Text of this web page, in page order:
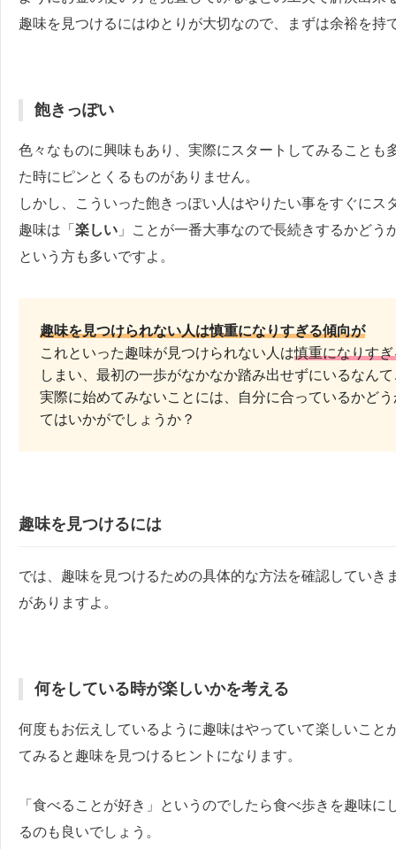
趣味を見つけるにはゆとりが大切なので、まずは余裕を持
飽きっぽい
色々なものに興味もあり、実際にスタートしてみること
た時にピンとくるものがありません。
しかし、こういった飽きっぽい人はやりたい事をすぐに
趣味は「 楽しい 」ことが一番大事なので長続きするかど
という方も多いですよ。
趣味を見つけられない人は慎重になりすぎる傾向が
これといった趣味が見つけられない人は慎重になりすぎ
しまい、最初の一歩がなかなか踏み出せずにいるなん
実際に始めてみないことには、自分に合っているかど
てはいかがでしょうか？
趣味を見つけるには
では、趣味を見つけるための具体的な方法を確認してい
がありますよ。
何をしている時が楽しいかを考える
何度もお伝えしているように趣味はやっていて楽しいこ
てみると趣味を見つけるヒントになります。
「食べることが好き」というのでしたら食べ歩きを趣味
るのも良いでしょう。